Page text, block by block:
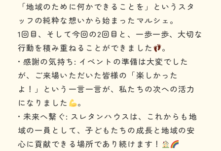
「地域のために何かできることを」というスタ
ッフの純粋な想いから始まったマルシェ。
1回目、そして今回の2回目と、一歩一歩、大切な
行動を積み重ねることができました
。
• 感謝の気持ち: イベントの準備は大変でした
が、ご来場いただいた皆様の「楽しかった
よ！」という一言一言が、私たちの次への活力
になりました
。
• 未来へ繋ぐ: スレタンハウスは、これからも地
域の一員として、子どもたちの成長と地域の安
心に貢献できる場所であり続けます！